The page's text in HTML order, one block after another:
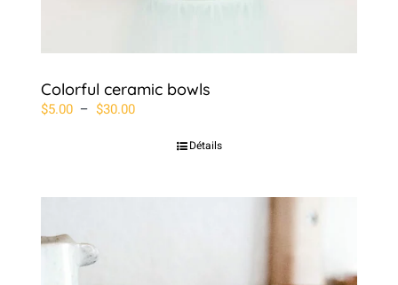
Colorful ceramic bowls
$5.00 – $30.00Plage
à
Détails